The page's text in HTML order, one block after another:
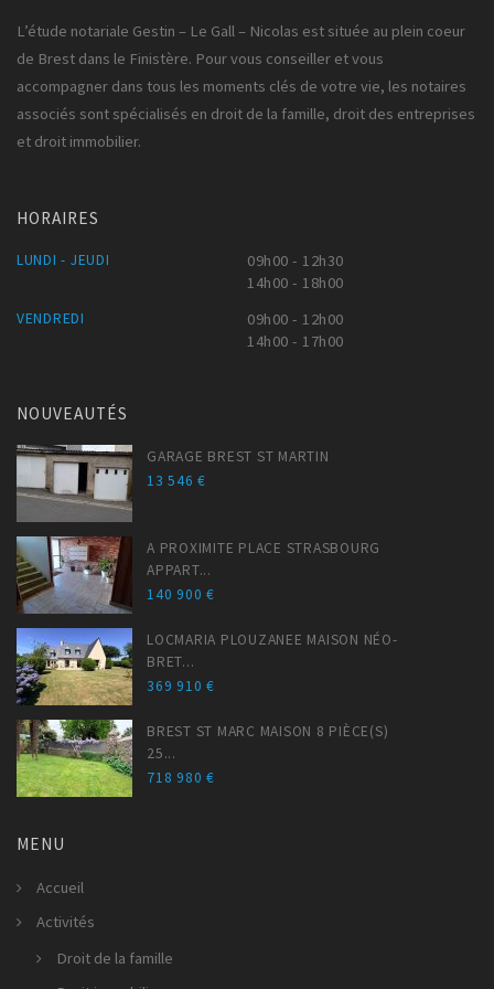
L’étude notariale Gestin – Le Gall – Nicolas est située au plein coeur
de Brest dans le Finistère. Pour vous conseiller et vous
accompagner dans tous les moments clés de votre vie, les notaires
associés sont spécialisés en droit de la famille, droit des entreprises
et droit immobilier.
HORAIRES
LUNDI - JEUDI
09h00 - 12h30
14h00 - 18h00
VENDREDI
09h00 - 12h00
14h00 - 17h00
NOUVEAUTÉS
GARAGE BREST ST MARTIN
13 546 €
A PROXIMITE PLACE STRASBOURG
APPART...
140 900 €
LOCMARIA PLOUZANEE MAISON NÉO-
BRET...
369 910 €
BREST ST MARC MAISON 8 PIÈCE(S)
25...
718 980 €
MENU
Accueil
Activités
Droit de la famille